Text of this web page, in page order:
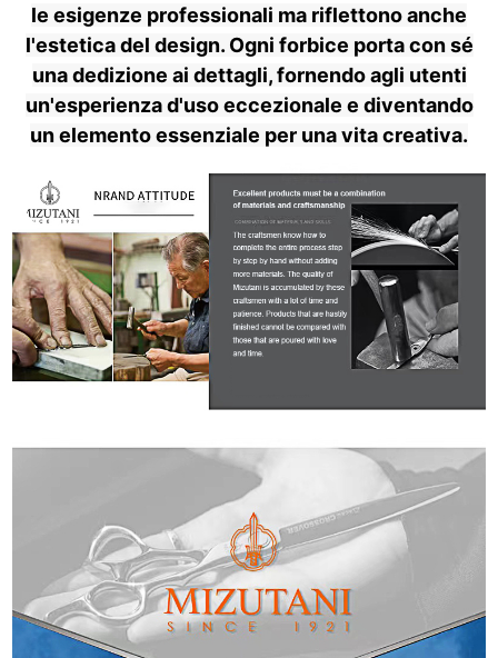
le esigenze professionali ma riflettono anche
l'estetica del design. Ogni forbice porta con sé
una dedizione ai dettagli, fornendo agli utenti
un'esperienza d'uso eccezionale e diventando
un elemento essenziale per una vita creativa.